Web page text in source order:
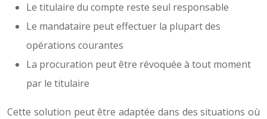
Le titulaire du compte reste seul responsable
Le mandataire peut effectuer la plupart des
opérations courantes
La procuration peut être révoquée à tout moment
par le titulaire
Cette solution peut être adaptée dans des situations où